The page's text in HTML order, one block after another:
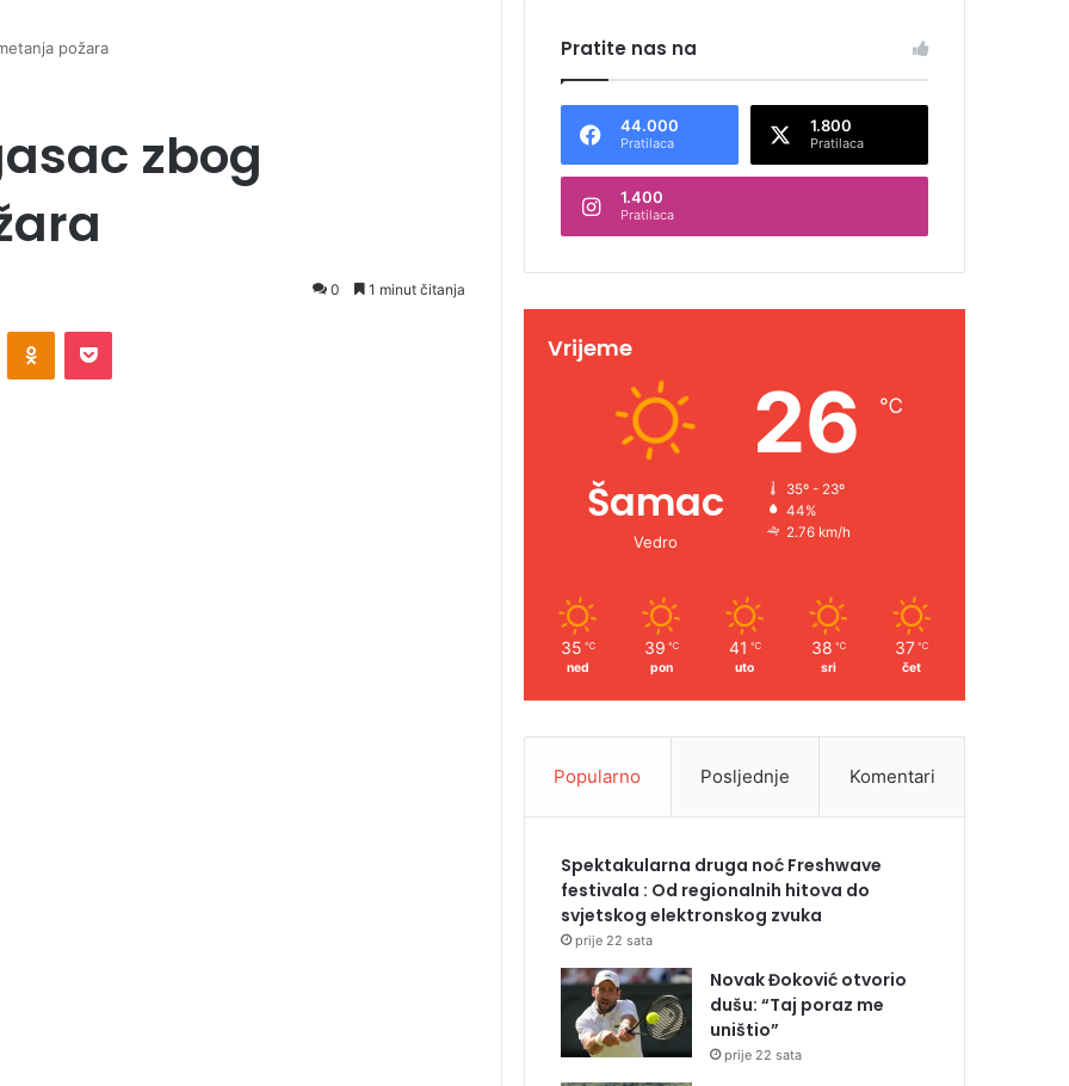
požara
zbog
0 1 minut čitanja
Pratite nas na
44.000
Pratilaca
1.800
Pratilaca
1.400
Pratilaca
Vrijeme
Šamac
Vedro
26 ℃
35º - 23º
44%
2.76 km/h
35 ℃
ned
39 ℃
pon
41 ℃
uto
38 ℃
sri
37 ℃
čet
Popularno Posljednje Komentari
Spektakularna druga noć Freshwave
festivala : Od regionalnih hitova do
svjetskog elektronskog zvuka
prije 22 sata
Novak Đoković otvorio
dušu: “Taj poraz me
uništio”
prije 22 sata